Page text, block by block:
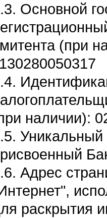
Основной
(при
наличии):
Уникальный
Адрес
раскрытия